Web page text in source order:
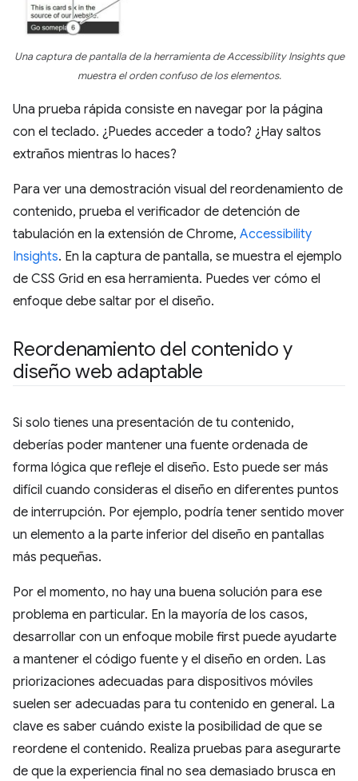
Una captura de pantalla de la herramienta de Accessibility Insights que
muestra el orden confuso de los elementos.
Una prueba rápida consiste en navegar por la página
con el teclado. ¿Puedes acceder a todo? ¿Hay saltos
extraños mientras lo haces?
Para ver una demostración visual del reordenamiento de
contenido, prueba el verificador de detención de
tabulación en la extensión de Chrome, Accessibility
Insights. En la captura de pantalla, se muestra el ejemplo
de CSS Grid en esa herramienta. Puedes ver cómo el
enfoque debe saltar por el diseño.
Reordenamiento del contenido y
diseño web adaptable
Si solo tienes una presentación de tu contenido,
deberías poder mantener una fuente ordenada de
forma lógica que refleje el diseño. Esto puede ser más
difícil cuando consideras el diseño en diferentes puntos
de interrupción. Por ejemplo, podría tener sentido mover
un elemento a la parte inferior del diseño en pantallas
más pequeñas.
Por el momento, no hay una buena solución para ese
problema en particular. En la mayoría de los casos,
desarrollar con un enfoque mobile first puede ayudarte
a mantener el código fuente y el diseño en orden. Las
priorizaciones adecuadas para dispositivos móviles
suelen ser adecuadas para tu contenido en general. La
clave es saber cuándo existe la posibilidad de que se
reordene el contenido. Realiza pruebas para asegurarte
de que la experiencia final no sea demasiado brusca en